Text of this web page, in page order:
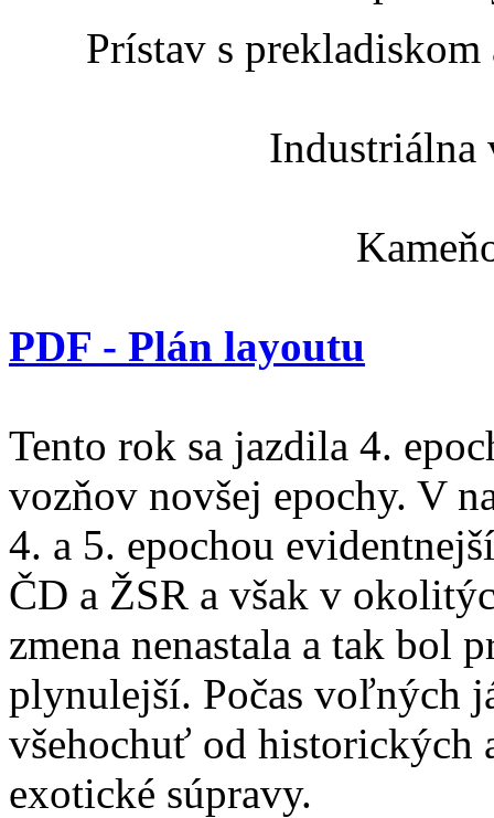
Prístav s
Industriálna
PDF - Plán layoutu
Tento rok sa jazdila 4.
vozňov novšej epochy. V
4. a 5. epochou
ČD a ŽSR a však v
zmena nenastala a tak bol
plynulejší. Počas voľných
všehochuť od historických
exotické súpravy.